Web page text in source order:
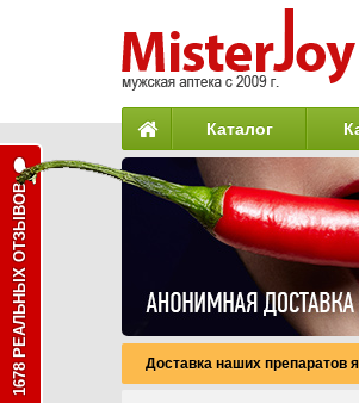
Каталог
Доставка наших препаратов
1678 РЕАЛЬНЫХ ОТЗЫВОВ